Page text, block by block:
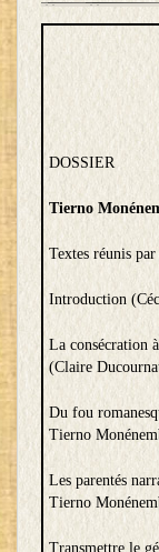
DOSSIER
Tierno
Textes réunis
La consécration
Du fou
Tierno
Les parentés
Tierno
Transmettre le